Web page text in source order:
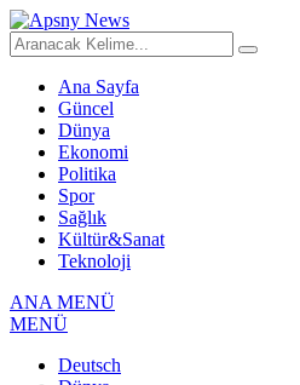
Ana Sayfa
Güncel
Dünya
Ekonomi
Politika
Spor
Sağlık
Kültür&Sanat
Teknoloji
ANA MENÜ
MENÜ
Deutsch